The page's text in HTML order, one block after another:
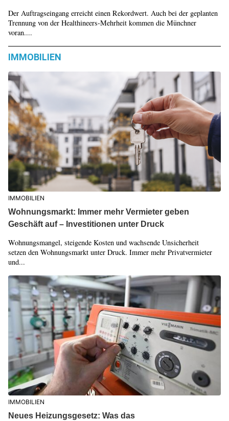
Der Auftragseingang erreicht einen Rekordwert. Auch bei der geplanten
Trennung von der Healthineers-Mehrheit kommen die Münchner
voran....
IMMOBILIEN
IMMOBILIEN
Wohnungsmarkt: Immer mehr Vermieter geben
Geschäft auf – Investitionen unter Druck
Wohnungsmangel, steigende Kosten und wachsende Unsicherheit
setzen den Wohnungsmarkt unter Druck. Immer mehr Privatvermieter
und...
IMMOBILIEN
Neues Heizungsgesetz: Was das